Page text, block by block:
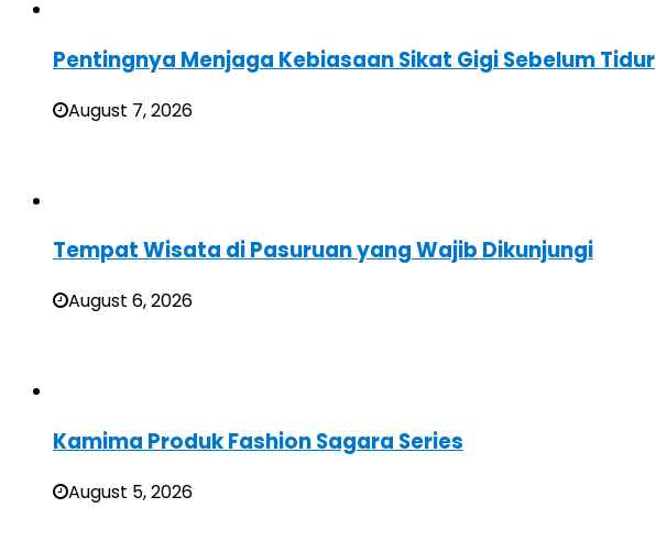
Pentingnya Menjaga Kebiasaan Sikat Gigi Sebelum Tidur
August 7, 2026
Tempat Wisata di Pasuruan yang Wajib Dikunjungi
August 6, 2026
Kamima Produk Fashion Sagara Series
August 5, 2026